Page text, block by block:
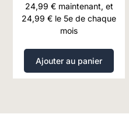
24,99 € maintenant, et
24,99€ le 5e de chaque
mois
Ajouter au panier